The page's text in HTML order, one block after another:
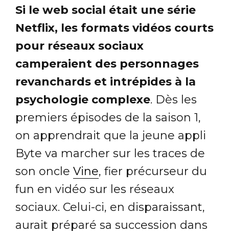
Si le web social était une série
Netflix, les formats vidéos courts
pour réseaux sociaux
camperaient des personnages
revanchards et intrépides à la
psychologie complexe. Dès les
premiers épisodes de la saison 1,
on apprendrait que la jeune appli
Byte va marcher sur les traces de
son oncle Vine, fier précurseur du
fun en vidéo sur les réseaux
sociaux. Celui-ci, en disparaissant,
aurait préparé sa succession dans